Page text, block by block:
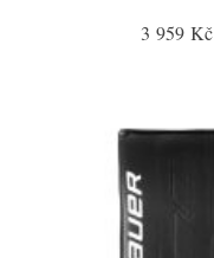
3 959 Kč